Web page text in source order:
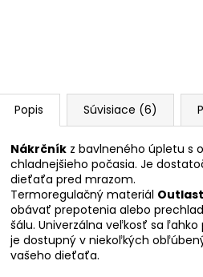
Popis Súvisiace (6)
Nákrčník z bavlneného úpletu s
chladnejšieho počasia. Je
dieťaťa pred mrazom.
Termoregulačný materiál
obávať prepotenia alebo
šálu. Univerzálna veľkosť sa
je dostupný v niekoľkých
vašeho dieťaťa.